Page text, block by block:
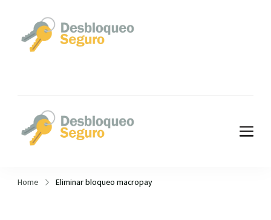
Google, Payjoy y
cuenta iCloud,
Home Eliminar bloqueo macropay